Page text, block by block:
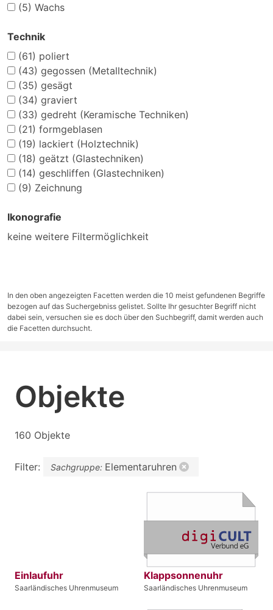
(5) Wachs
Technik
(61) poliert
(43) gegossen (Metalltechnik)
(35) gesägt
(34) graviert
(33) gedreht (Keramische Techniken)
(21) formgeblasen
(19) lackiert (Holztechnik)
(18) geätzt (Glastechniken)
(14) geschliffen (Glastechniken)
(9) Zeichnung
Ikonografie
keine weitere Filtermöglichkeit
In den oben angezeigten Facetten werden die 10 meist gefundenen Begriffe
bezogen auf das Suchergebniss gelistet. Sollte Ihr gesuchter Begriff nicht
dabei sein, versuchen sie es doch über den Suchbegriff, damit werden auch
die Facetten durchsucht.
Objekte
160 Objekte
Filter: Sachgruppe: Elementaruhren
Einlaufuhr
Saarländisches Uhrenmuseum
Klappsonnenuhr
Saarländisches Uhrenmuseum